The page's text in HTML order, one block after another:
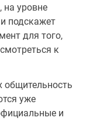
на уровне
подскажет
для того,
к
общительность
уже
и